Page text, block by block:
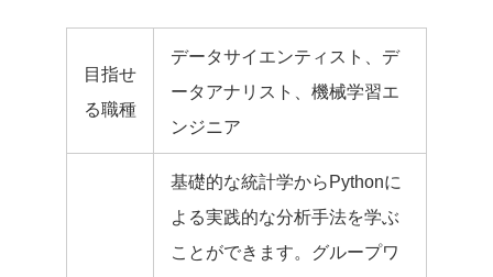
目指せ
る職種
データサイエンティスト、デ
ータアナリスト、機械学習エ
ンジニア
基礎的な統計学からPythonに
よる実践的な分析手法を学ぶ
ことができます。グループワ